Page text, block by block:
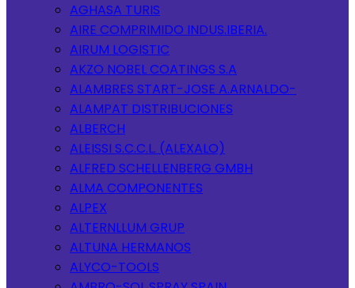
AGHASA TURIS
AIRE COMPRIMIDO INDUS.IBERIA.
AIRUM LOGISTIC
AKZO NOBEL COATINGS S.A
ALAMBRES START-JOSE A.ARNALDO-
ALAMPAT DISTRIBUCIONES
ALBERCH
ALEISSI S.C.C.L. (ALEXALO)
ALFRED SCHELLENBERG GMBH
ALMA COMPONENTES
ALPEX
ALTERNLLUM GRUP
ALTUNA HERMANOS
ALYCO-TOOLS